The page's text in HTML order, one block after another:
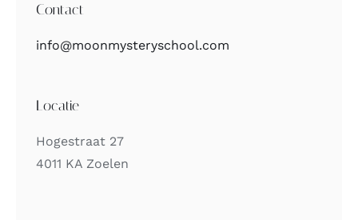
Contact
info@moonmysteryschool.com
Locatie
Hogestraat 27
4011 KA Zoelen